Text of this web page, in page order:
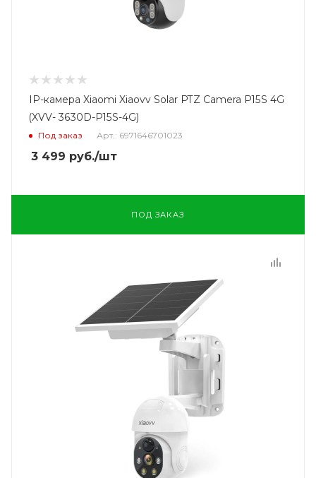
IP-камера Xiaomi Xiaovv Solar PTZ Camera P15S 4G
(XVV- 3630D-P15S-4G)
Под заказ Арт.: 6971646701023
3 499 руб./шт
ПОД ЗАКАЗ